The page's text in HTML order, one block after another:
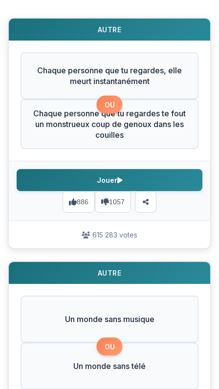
AUTRE
Chaque personne que tu regardes, elle
meurt instantanément
OU
Chaque personne que tu regardes te fout
un monstrueux coup de genoux dans les
couilles
886 1057
Jouer
615 283 votes
AUTRE
Un monde sans musique
OU
Un monde sans télé